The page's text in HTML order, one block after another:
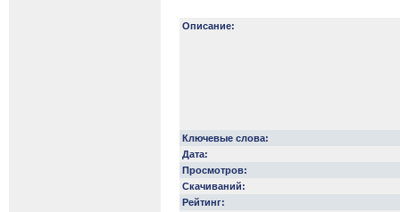
Описание:
Ключевые слова:
Дата:
Просмотров:
Скачиваний:
Рейтинг: